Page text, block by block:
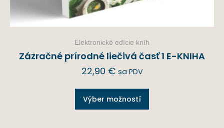
Elektronické edície kníh
Zázračné prírodné liečivá časť 1 E-KNIHA
22,90 € sa PDV
Výber možností